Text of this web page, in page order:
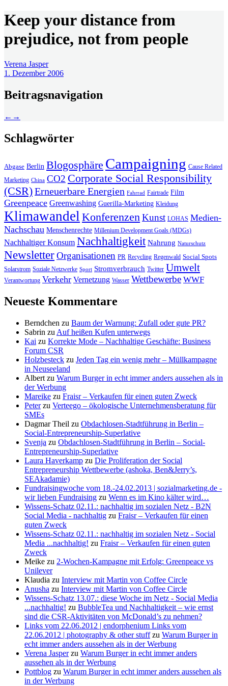
Keep your distance from
prejudice, not from people
Verena Jasper
1. Dezember 2006
Beitragsnavigation
← →
Schlagwörter
Abgase Berlin Blogosphäre Campaigning Cause Related
Marketing China CO2 Corporate Social Responsibility
(CSR)Erneuerbare Energien Fahrrad Fairtrade Film
Greenpeace Greenwashing Guerilla-Marketing Kleidung
Klimawandel Konferenzen Kunst LOHAS Medien-
Nachschau Menschenrechte Millenium Development Goals (MDGs)
Nachhaltiger Konsum Nachhaltigkeit Nahrung Naturschutz
NewsletterOrganisationen PR Recycling Regenwald Social Spots
Solarstrom Soziale Netzwerke Sport Stromverbrauch Twitter Umwelt
Verantwortung Verkehr Vernetzung Wasser Wettbewerbe WWF
Neueste Kommentare
Berndchen zu Baum der Warnung: Zufall oder gute PR?
Sabrin zu Auf heißen Kufen unterwegs
Kai zu Korrekte Mode – Nachhaltige Geschäfte: Business
Forum CSR
Holzbesteck zu Jeden Tag ein wenig mehr – Müllkampagne
in Neuseeland
Albert zu Warum Burger in echt immer anders aussehen als in
der Werbung
Mareike zu Fraisr – Verkaufen für einen guten Zweck
Peterzu Verteego – ökologische Unternehmensberatung für
SMEs
Dagmar Theil zu Obdachlosen-Stadtführung in Berlin –
Social-Entrepreneurship-Superlative
Svenja zu Obdachlosen-Stadtführung in Berlin – Social-
Entrepreneurship-Superlative
Laura Haverkamp zu Die Proliferation der Social
Entrepreneurship Wettbewerbe (ashoka, Ben&Jerry’s,
SEAkadamie)
Fundraisingwoche vom 18.-24.02.2013 | sozialmarketing.de -
wir lieben Fundraising zu Wenn es im Kino kälter wird…
Wissens-Schatz 02.11.: nachhaltig im sozialen Netz - B2N
Social Media - nachhaltig zu Fraisr – Verkaufen für einen
guten Zweck
Wissens-Schatz 02.11.: nachhaltig im sozialen Netz - Social
Media ...nachhaltig! zu Fraisr – Verkaufen für einen guten
Zweck
Meike zu 2-Wochen-Kampagne mit Erfolg: Greenpeace vs
Unilever
Klaudia zu Interview mit Martin von Coffee Circle
Anusha zu Interview mit Martin von Coffee Circle
Wissens-Schatz 13.07.: diese Woche im Netz - Social Media
...nachhaltig! zu BubbleTea und Nachhaltigkeit – wie ernst
sind die CSR-Aktivitäten von McDonald’s zu nehmen?
Links vom 22.06.2012 | endorphenium Links vom
22.06.2012 | photography & other stuffzu Warum Burger in
echt immer anders aussehen als in der Werbung
Verena Jasperzu Warum Burger in echt immer anders
aussehen als in der Werbung
Pottblog zu Warum Burger in echt immer anders aussehen als
in der Werbung